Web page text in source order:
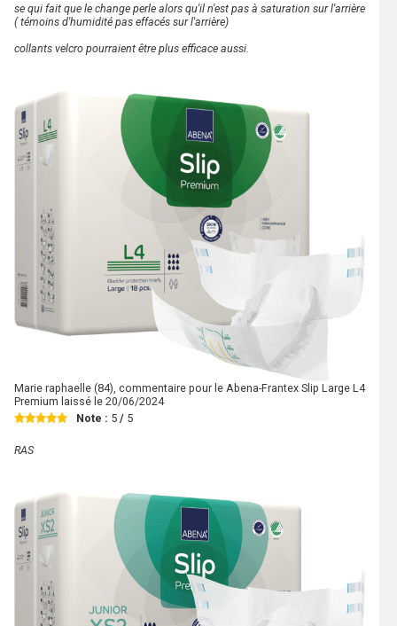
se qui fait que le change perle alors qu'il n'est pas à saturation sur l'arrière
( témoins d'humidité pas effacés sur l'arrière)
collants velcro pourraient être plus efficace aussi.
Marie raphaelle (84), commentaire pour le Abena-Frantex Slip Large L4
Premium laissé le 20/06/2024
Note : 5 / 5
RAS